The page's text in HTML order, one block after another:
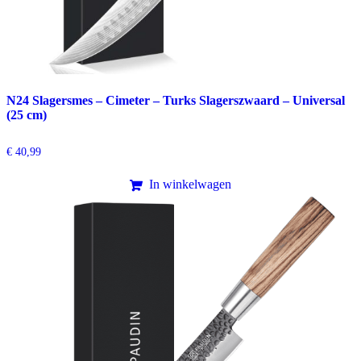
N24 Slagersmes – Cimeter – Turks Slagerszwaard – Universal
(25 cm)
€ 40,99
In winkelwagen